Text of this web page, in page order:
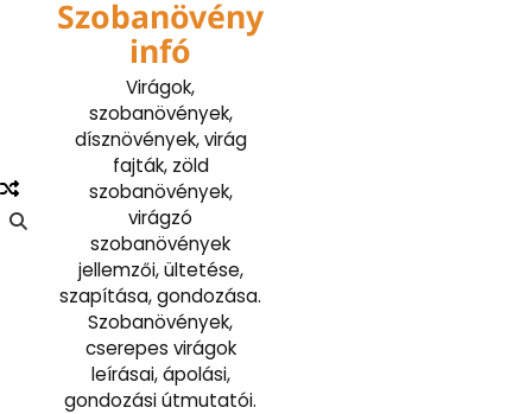
Szobanövény
infó
Virágok,
szobanövények,
dísznövények, virág
fajták, zöld
szobanövények,
virágzó
szobanövények
jellemzői, ültetése,
szapítása, gondozása.
Szobanövények,
cserepes virágok
leírásai, ápolási,
gondozási útmutatói.